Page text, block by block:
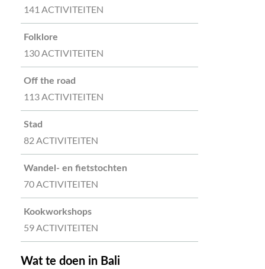
141 ACTIVITEITEN
Folklore
130 ACTIVITEITEN
Off the road
113 ACTIVITEITEN
Stad
82 ACTIVITEITEN
Wandel- en fietstochten
70 ACTIVITEITEN
Kookworkshops
59 ACTIVITEITEN
Wat te doen in Bali